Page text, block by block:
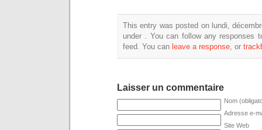
This entry was posted on lundi,
under . You can follow any responses
feed. You can leave a response, or
Laisser un commentaire
Nom
Adresse e-
Site Web